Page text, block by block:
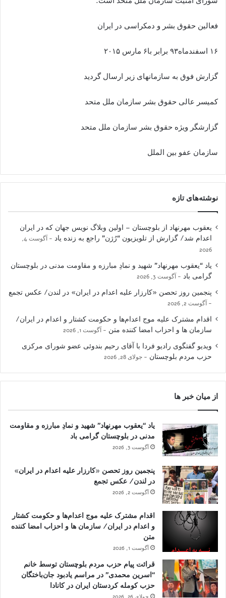
فعالین حقوق بشر و دمکراسی در ایران
۱۶ اسفندماه۹۳ برابر با۶ مارس ۲۰۱۵
گزارش فوق به سازمانهای زیر ارسال گردید
کمیسر عالی حقوق بشر سازمان ملل متحد
گزارشگر ویژه حقوق بشر سازمان ملل متحد
سازمان عفو بین الملل
نوشته‌های تازه
یعقوب مهرنهاد از بلوچستان – اولین وبلاگ نویس جهان که در ایران
اعدام شد/ گزارش از تلویزیون “رُژن” راجع به زنده یاد
آگوست 4,
2026
یاد “یعقوب مهرنهاد” شهید و نمادِ مبارزه و مقاومت مدنی در بلوچستان
گرامی باد
آگوست 3, 2026
پنجمین روز تحصن «کارزار علیه اعدام در ایران» در لندن/ عکس تجمع
آگوست 2, 2026
اقدام مشترک علیه موج اعدام‌ها و حکومت کشتار و اعدام در ایران/
سازمان ها و احزاب امضا کننده متن
آگوست 1, 2026
ویدیو گفتگوی رادیو فردا با آقای رحیم بندوئی عضو شورای مرکزی
حزب مردم بلوچستان
جولای 28, 2026
از میان خبر ها
یاد “یعقوب مهرنهاد” شهید و نمادِ مبارزه و مقاومت
مدنی در بلوچستان گرامی باد
آگوست 3, 2026
پنجمین روز تحصن «کارزار علیه اعدام در ایران»
در لندن/ عکس تجمع
آگوست 2, 2026
اقدام مشترک علیه موج اعدام‌ها و حکومت کشتار
و اعدام در ایران/ سازمان ها و احزاب امضا کننده
متن
آگوست 1, 2026
قرائت پیام حزب مردم بلوچستان توسط خانم
“اسرین محمدی” در مراسم یادبود جان‌باختگان
حزب کومله کردستان ایران در کانادا